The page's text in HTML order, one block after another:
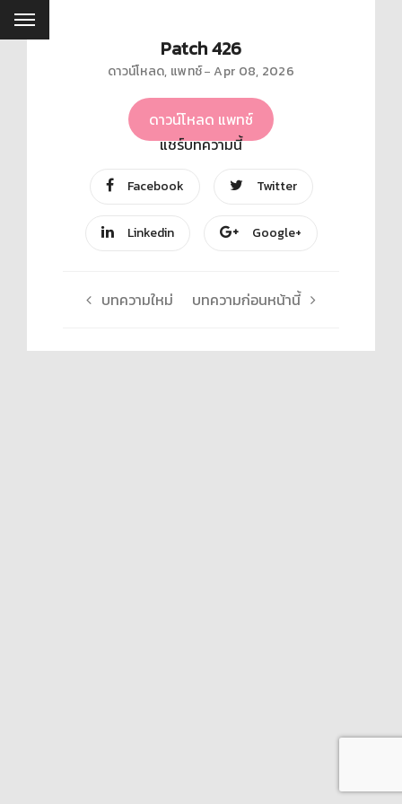
Patch 426
ดาวน์โหลด, แพทช์ Apr 08, 2026
ดาวน์โหลด แพทช์
แชร์บทความนี้
Facebook Twitter
Linkedin Google+
บทความใหม่ บทความก่อนหน้านี้